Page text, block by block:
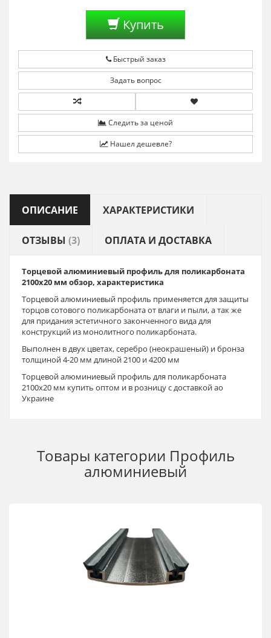
Купить
Быстрый заказ
Задать вопрос
Следить за ценой
Нашел дешевле?
ОПИСАНИЕ ХАРАКТЕРИСТИКИ
ОТЗЫВЫ (3) ОПЛАТА И ДОСТАВКА
Торцевой алюминиевый профиль для поликарбоната
2100х20 мм обзор, характеристика
Торцевой алюминиевый профиль применяется для защиты
торцов сотового поликарбоната от влаги и пыли, а так же
для придания эстетичного законченного вида для
конструкций из монолитного поликарбоната.
Выполнен в двух цветах, серебро (неокрашеный) и бронза
толщиной 4-20 мм длиной 2100 и 4200 мм
Торцевой алюминиевый профиль для поликарбоната
2100х20 мм купить оптом и в розницу с доставкой ао
Украине
Товары категории Профиль
алюминиевый